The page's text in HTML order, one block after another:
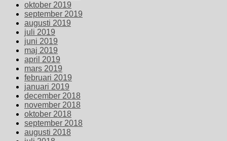
oktober 2019
september 2019
augusti 2019
juli 2019
juni 2019
maj 2019
april 2019
mars 2019
februari 2019
januari 2019
december 2018
november 2018
oktober 2018
september 2018
augusti 2018